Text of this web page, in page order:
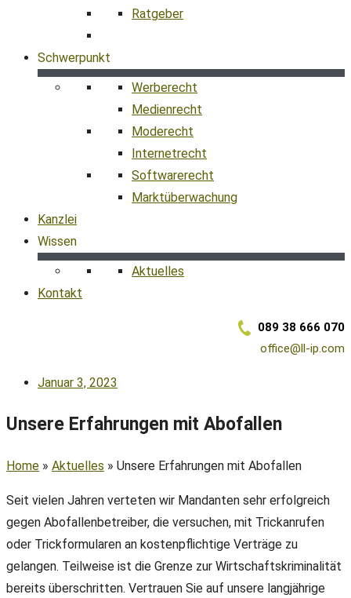
Ratgeber
Schwerpunkt
Werberecht
Medienrecht
Moderecht
Internetrecht
Softwarerecht
Marktüberwachung
Kanzlei
Wissen
Aktuelles
Kontakt
089 38 666 070
office@ll-ip.com
Januar 3, 2023
Unsere Erfahrungen mit Abofallen
Home » Aktuelles » Unsere Erfahrungen mit Abofallen
Seit vielen Jahren verteten wir Mandanten sehr erfolgreich
gegen Abofallenbetreiber, die versuchen, mit Trickanrufen
oder Trickformularen an kostenpflichtige Verträge zu
gelangen. Teilweise ist die Grenze zur Wirtschaftskriminalität
bereits überschritten. Vertrauen Sie auf unsere langjährige